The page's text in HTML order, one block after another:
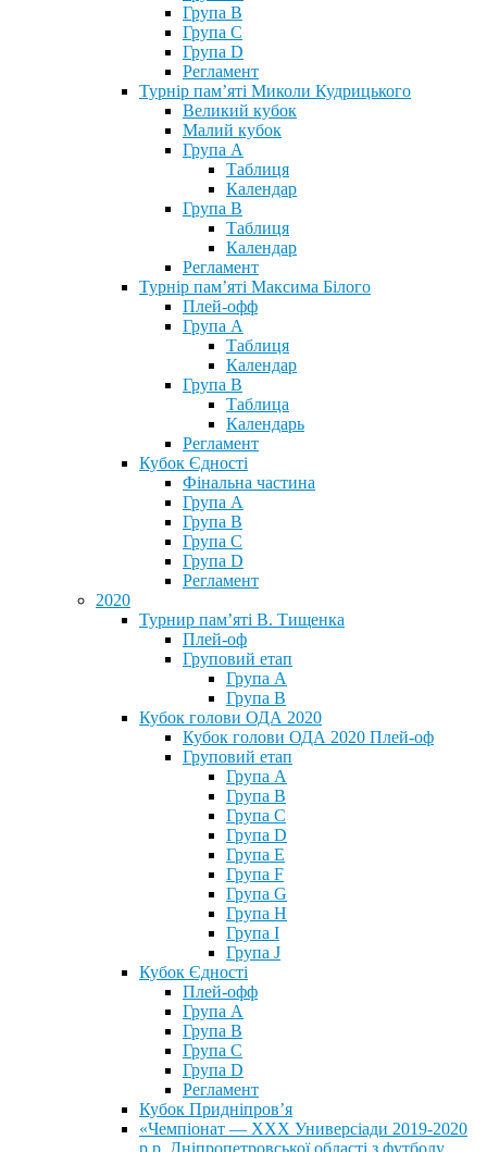
Група В
Група С
Група D
Регламент
Турнір пам’яті Миколи Кудрицького
Великий кубок
Малий кубок
Група А
Таблиця
Календар
Група В
Таблиця
Календар
Регламент
Турнір пам’яті Максима Білого
Плей-офф
Група А
Таблиця
Календар
Група В
Таблица
Календарь
Регламент
Кубок Єдності
Фінальна частина
Група А
Група В
Група С
Група D
Регламент
2020
Турнир пам’яті В. Тищенка
Плей-оф
Груповий етап
Група А
Група В
Кубок голови ОДА 2020
Кубок голови ОДА 2020 Плей-оф
Груповий етап
Група A
Група B
Група C
Група D
Група E
Група F
Група G
Група H
Група I
Група J
Кубок Єдності
Плей-офф
Група А
Група В
Група С
Група D
Регламент
Кубок Придніпров’я
«Чемпіонат — ХХХ Универсіади 2019-2020
р.р. Дніпропетровської області з футболу